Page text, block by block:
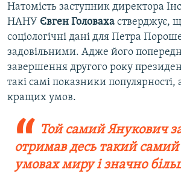
Натомість заступник директора
НАНУ Євген Головаха стверджує,
соціологічні дані для Петра
задовільними. Адже його
завершення другого року
такі самі показники популярності,
кращих умов.
Той самий Янукович
отримав десь такий самий
умовах миру і значно